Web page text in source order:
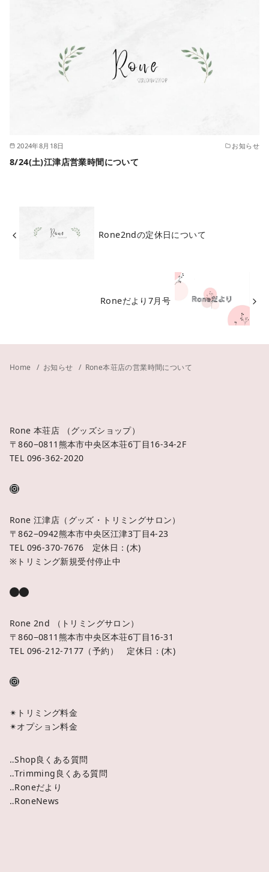
2024年8月18日 お知らせ
8/24(土)江津店営業時間について
Rone2ndの定休日について
Roneだより7月号
Home お知らせ Rone本荘店の営業時間について
Rone 本荘店 （グッズショップ）
〒860−0811熊本市中央区本荘6丁目16-34-2F
TEL 096-362-2020
Rone 江津店（グッズ・トリミングサロン）
〒862−0942熊本市中央区江津3丁目4-23
TEL 096-370-7676 定休日：(木)
※トリミング新規受付停止中
Rone 2nd （トリミングサロン）
〒860−0811熊本市中央区本荘6丁目16-31
TEL 096-212-7177（予約） 定休日：(木)
✴︎トリミング料金
✴︎オプション料金
‥Shop良くある質問
‥Trimming良くある質問
‥Roneだより
‥RoneNews